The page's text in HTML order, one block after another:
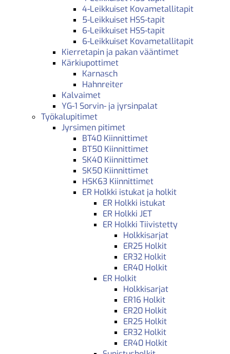
4-Leikkuiset Kovametallitapit
5-Leikkuiset HSS-tapit
6-Leikkuiset HSS-tapit
6-Leikkuiset Kovametallitapit
Kierretapin ja pakan vääntimet
Kärkiupottimet
Karnasch
Hahnreiter
Kalvaimet
YG-1 Sorvin- ja jyrsinpalat
Työkalupitimet
Jyrsimen pitimet
BT40 Kiinnittimet
BT50 Kiinnittimet
SK40 Kiinnittimet
SK50 Kiinnittimet
HSK63 Kiinnittimet
ER Holkki istukat ja holkit
ER Holkki istukat
ER Holkki JET
ER Holkki Tiivistetty
Holkkisarjat
ER25 Holkit
ER32 Holkit
ER40 Holkit
ER Holkit
Holkkisarjat
ER16 Holkit
ER20 Holkit
ER25 Holkit
ER32 Holkit
ER40 Holkit